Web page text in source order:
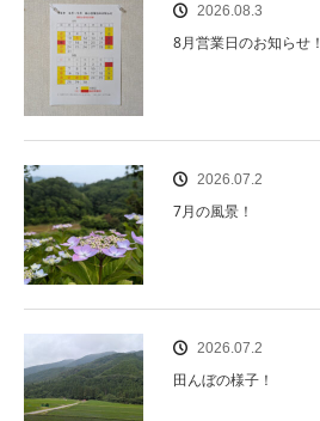
2026.08.3
8月営業日のお知らせ！
2026.07.2
7月の風景！
2026.07.2
田んぼの様子！